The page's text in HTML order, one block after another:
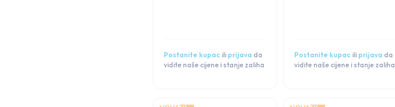
Postanite kupac ili prijava da
vidite naše cijene i stanje zaliha
Postanite kupac ili prijava da
vidite naše cijene i stanje zaliha